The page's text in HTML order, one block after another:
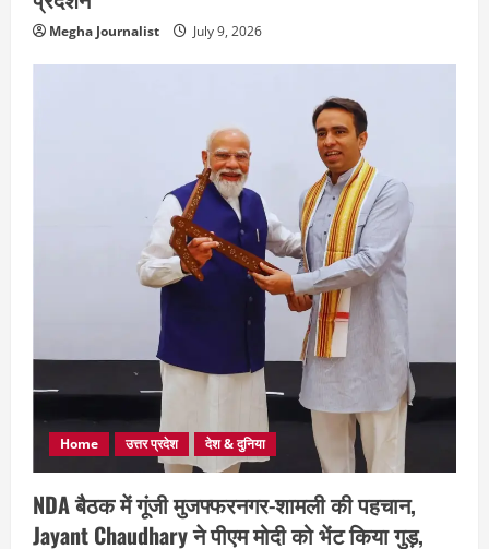
Megha Journalist July 9, 2026
Home उत्तर प्रदेश देश & दुनिया
NDA बैठक में गूंजी मुजफ्फरनगर-शामली की पहचान,
Jayant Chaudhary ने पीएम मोदी को भेंट किया गुड़,